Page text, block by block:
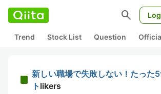
search
Trend Stock List Question
新しい職場で失敗しない！たった
ト likers